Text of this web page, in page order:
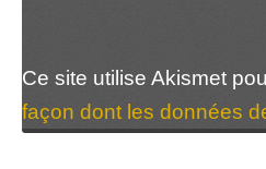
Ce site utilise Akismet
façon dont les données